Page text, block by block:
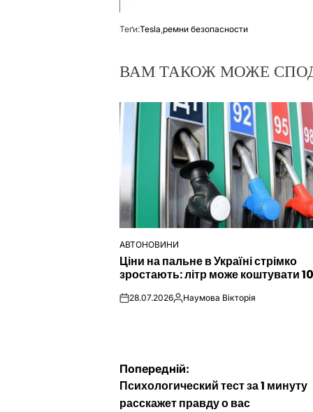
Теґи:Tesla,ремни безопасности
ВАМ ТАКОЖ МОЖЕ
ОПУБЛІКУВАТИ
У
АВТОНОВИНИ
Ціни на пальне в Україні стрімко
зростають: літр може коштувати
on28.07.2026Опубліковано
Наумова Вікторія
Навігація
Попередній:
Психологический тест за 1 минуту
расскажет правду о вас